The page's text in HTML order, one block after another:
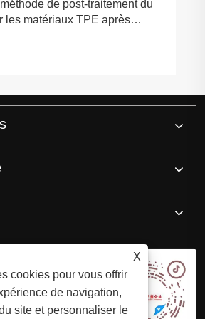
de post-traitement du
les matériaux TPE après
X
cookies pour vous offrir
de navigation,
site et personnaliser le